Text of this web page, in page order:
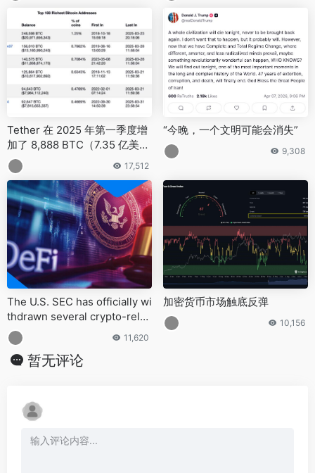
Tether 在 2025 年第一季度增
加了 8,888 BTC（7.35 亿美
元）的储备
17,512
“今晚，一个文明可能会消失”
9,308
The U.S. SEC has officially wi
thdrawn several crypto-relat
ed rule proposals introduced
under former Chair Gary Gen
sler
11,620
加密货币市场触底反弹
10,156
暂无评论